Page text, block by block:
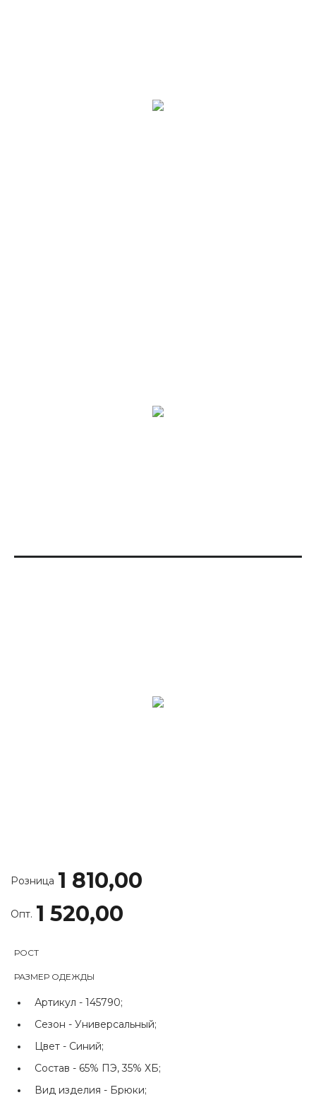
Розница 1 810,00
Опт. 1 520,00
РОСТ
РАЗМЕР ОДЕЖДЫ
Артикул - 145790;
Сезон - Универсальный;
Цвет - Синий;
Состав - 65% ПЭ, 35% ХБ;
Вид изделия - Брюки;